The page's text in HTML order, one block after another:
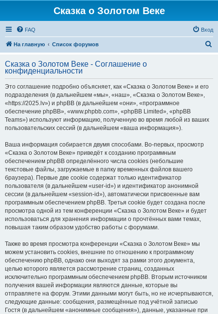
Сказка о Золотом Веке
FAQ Вход
На главную Список форумов
с
Сказка о Золотом Веке - Соглашение о
конфиденциальности
Это соглашение подробно объясняет, как «Сказка о Золотом Веке» и его
подразделения (в дальнейшем «мы», «наш», «Сказка о Золотом Веке»,
«https://2025.lv») и phpBB (в дальнейшем «они», «программное
обеспечение phpBB», «www.phpbb.com», «phpBB Limited», «phpBB
Teams») используют информацию, полученную во время любой из ваших
пользовательских сессий (в дальнейшем «ваша информация»).
Ваша информация собирается двумя способами. Во-первых, просмотр
«Сказка о Золотом Веке» приведёт к созданию программным
обеспечением phpBB определённого числа cookies (небольшие
текстовые файлы, загружаемые в папку временных файлов вашего
браузера). Первые две cookie содержат только идентификатор
пользователя (в дальнейшем «user-id») и идентификатор анонимной
сессии (в дальнейшем «session-id»), автоматически присвоенные вам
программным обеспечением phpBB. Третья cookie будет создана после
просмотра одной из тем конференции «Сказка о Золотом Веке» и будет
использоваться для хранения информации о прочтённых вами темах,
повышая таким образом удобство работы с форумами.
Также во время просмотра конференции «Сказка о Золотом Веке» мы
можем установить cookies, внешние по отношению к программному
обеспечению phpBB, однако они выходят за рамки этого документа,
целью которого является рассмотрение страниц, созданных
исключительно программным обеспечением phpBB. Вторым источником
получения вашей информации являются данные, которые вы
отправляете на форум. Этими данными могут быть, но не исчерпываются,
следующие данные: сообщения, размещённые под учётной записью
Гостя (в дальнейшем «анонимные сообщения»), данные, указанные при